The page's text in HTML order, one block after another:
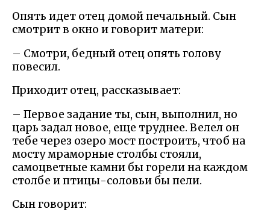
Опять идет отец домой печальный. Сын
смотрит в окно и говорит матери:
– Смотри, бедный отец опять голову
повесил.
Приходит отец, рассказывает:
– Первое задание ты, сын, выполнил, но
царь задал новое, еще труднее. Велел он
тебе через озеро мост построить, чтоб на
мосту мраморные столбы стояли,
самоцветные камни бы горели на каждом
столбе и птицы-соловьи бы пели.
Сын говорит: